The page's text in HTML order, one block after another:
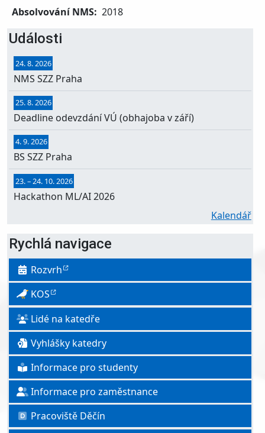
Události
NMS SZZ Praha
24. 8. 2026
Deadline odevzdání VÚ (obhajoba v září)
25. 8. 2026
BS SZZ Praha
4. 9. 2026
Hackathon ML/AI 2026
23.–24. 10. 2026
Kalendář
Rychlá navigace
Rozvrh
KOS
Lidé na katedře
Vyhlášky katedry
Informace pro studenty
Informace pro zaměstnance
Pracoviště Děčín
Absolvování NMS 2018